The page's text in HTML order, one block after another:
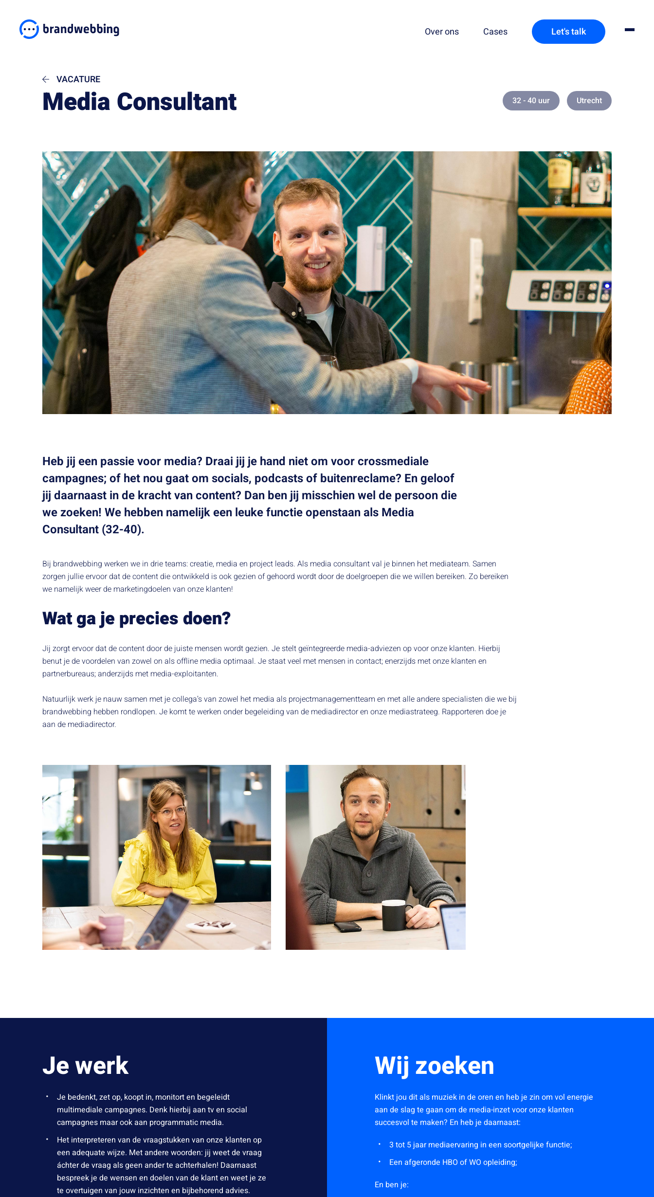
Over ons Cases Let's talk
VACATURE
Media Consultant 32 - 40 uur Utrecht
Heb jij een passie voor media? Draai jij je hand niet om voor crossmediale
campagnes; of het nou gaat om socials, podcasts of buitenreclame? En geloof
jij daarnaast in de kracht van content? Dan ben jij misschien wel de persoon die
we zoeken! We hebben namelijk een leuke functie openstaan als Media
Consultant (32-40).
Bij brandwebbing werken we in drie teams: creatie, media en project leads. Als media consultant val je binnen het mediateam. Samen
zorgen jullie ervoor dat de content die ontwikkeld is ook gezien of gehoord wordt door de doelgroepen die we willen bereiken. Zo bereiken
we namelijk weer de marketingdoelen van onze klanten!
Wat ga je precies doen?
Jij zorgt ervoor dat de content door de juiste mensen wordt gezien. Je stelt geïntegreerde media-adviezen op voor onze klanten. Hierbij
benut je de voordelen van zowel on als offline media optimaal. Je staat veel met mensen in contact; enerzijds met onze klanten en
partnerbureaus; anderzijds met media-exploitanten.
Natuurlijk werk je nauw samen met je collega’s van zowel het media als projectmanagementteam en met alle andere specialisten die we bij
brandwebbing hebben rondlopen. Je komt te werken onder begeleiding van de mediadirector en onze mediastrateeg. Rapporteren doe je
aan de mediadirector.
Je werk
Je bedenkt, zet op, koopt in, monitort en begeleidt
multimediale campagnes. Denk hierbij aan tv en social
campagnes maar ook aan programmatic media.
Het interpreteren van de vraagstukken van onze klanten op
een adequate wijze. Met andere woorden: jij weet de vraag
áchter de vraag als geen ander te achterhalen! Daarnaast
bespreek je de wensen en doelen van de klant en weet je ze
te overtuigen van jouw inzichten en bijbehorend advies.
Wij zoeken
Klinkt jou dit als muziek in de oren en heb je zin om vol energie
aan de slag te gaan om de media-inzet voor onze klanten
succesvol te maken? En heb je daarnaast:
3 tot 5 jaar mediaervaring in een soortgelijke functie;
Een afgeronde HBO of WO opleiding;
En ben je: